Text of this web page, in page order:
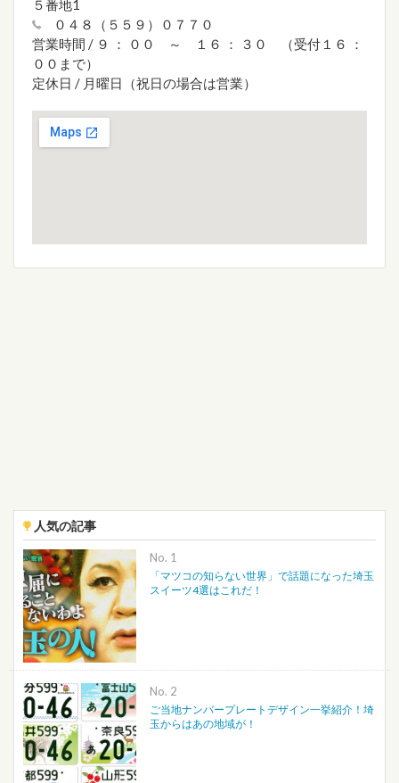
５番地1
０４８（５５９）０７７０
営業時間 / ９ ： ００ ～ １６ ： ３０ （受付１６ ：
００まで）
定休日 / 月曜日（祝日の場合は営業）
人気の記事
No.
「マツコの知らない世界」で話題になった埼玉
スイーツ4選はこれだ！
No.
ご当地ナンバープレートデザイン一挙紹介！埼
玉からはあの地域が！